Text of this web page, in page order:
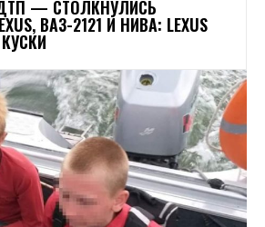
— СТОЛКНУЛИСЬ
ВАЗ-2121 И НИВА: LEXUS